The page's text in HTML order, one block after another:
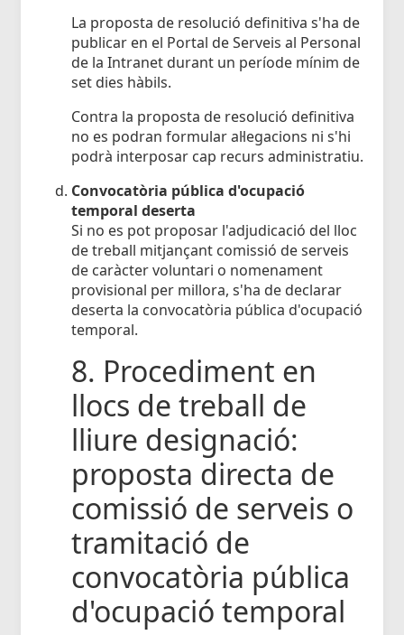
La proposta de resolució definitiva s'ha de
publicar en el Portal de Serveis al Personal
de la Intranet durant un període mínim de
set dies hàbils.
Contra la proposta de resolució definitiva
no es podran formular al·legacions ni s'hi
podrà interposar cap recurs administratiu.
Convocatòria pública d'ocupació
temporal deserta
Si no es pot proposar l'adjudicació del lloc
de treball mitjançant comissió de serveis
de caràcter voluntari o nomenament
provisional per millora, s'ha de declarar
deserta la convocatòria pública d'ocupació
temporal.
8. Procediment en
llocs de treball de
lliure designació:
proposta directa de
comissió de serveis o
tramitació de
convocatòria pública
d'ocupació temporal